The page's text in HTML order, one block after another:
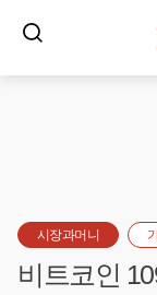
시장과머니
비트코인